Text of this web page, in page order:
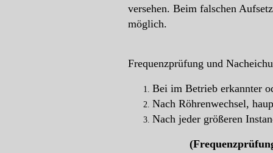
versehen. Beim falschen
möglich.
Frequenzprüfung und
Bei im Betrieb erkannter
Nach Röhrenwechsel,
Nach jeder größeren